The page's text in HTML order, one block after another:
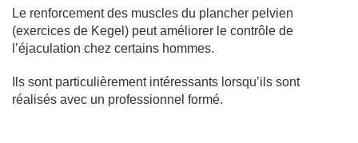
Le renforcement des muscles du plancher pelvien
(exercices de Kegel) peut améliorer le contrôle de
l’éjaculation chez certains hommes.
Ils sont particulièrement intéressants lorsqu’ils sont
réalisés avec un professionnel formé.